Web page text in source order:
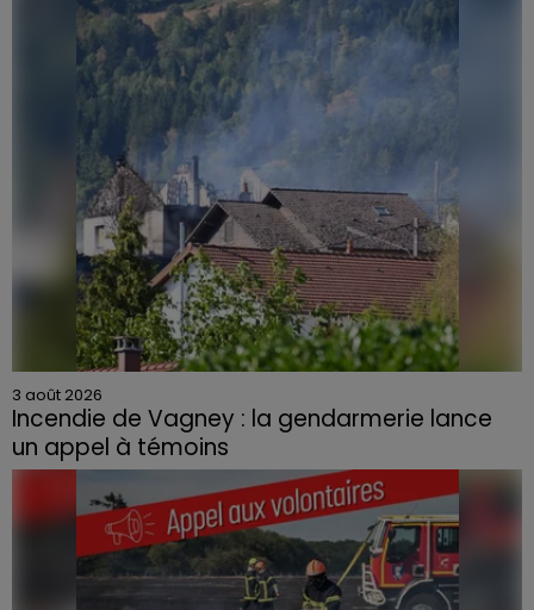
3 août 2026
Incendie de Vagney : la gendarmerie lance
un appel à témoins
Le feu, parti d'une haie avant de se propager au
quartier résidentiel, avait détruit deux habitations et
contraint à l'évacuation d'une centaine de personnes.